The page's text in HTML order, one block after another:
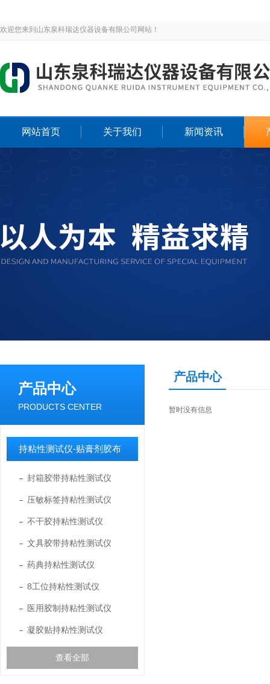
欢迎您来到山东泉科瑞达仪器设备有限公司网站！
网站首页 关于我们 新闻资讯
产品中心
PRODUCTS CENTER
持粘性测试仪-贴膏剂胶布
封箱胶带持粘性测试仪
压敏标签持粘性测试仪
不干胶持粘性测试仪
文具胶带持粘性测试仪
药典持粘性测试仪
8工位持粘性测试仪
医用胶制持粘性测试仪
凝胶贴持粘性测试仪
查看全部
产品中心
暂时没有信息